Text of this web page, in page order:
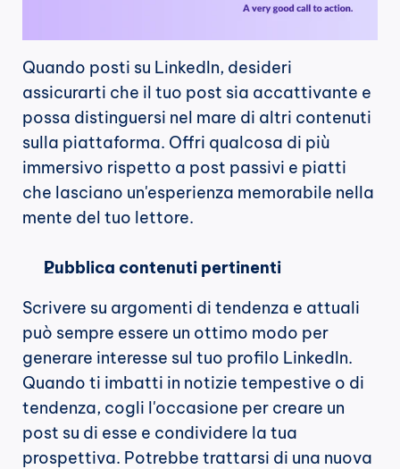
Quando posti su LinkedIn, desideri
assicurarti che il tuo post sia accattivante e
possa distinguersi nel mare di altri contenuti
sulla piattaforma. Offri qualcosa di più
immersivo rispetto a post passivi e piatti
che lasciano un'esperienza memorabile nella
mente del tuo lettore.
Pubblica contenuti pertinenti
Scrivere su argomenti di tendenza e attuali
può sempre essere un ottimo modo per
generare interesse sul tuo profilo LinkedIn.
Quando ti imbatti in notizie tempestive o di
tendenza, cogli l'occasione per creare un
post su di esse e condividere la tua
prospettiva. Potrebbe trattarsi di una nuova